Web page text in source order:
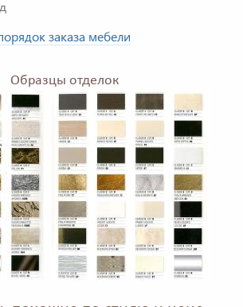
заказа мебели
Образцы отделок